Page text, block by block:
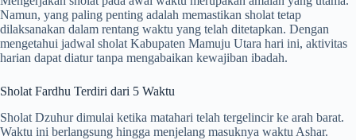
Namun, yang paling penting adalah memastikan sholat tetap
dilaksanakan dalam rentang waktu yang telah ditetapkan. Dengan
mengetahui jadwal sholat Kabupaten Mamuju Utara hari ini, aktivitas
harian dapat diatur tanpa mengabaikan kewajiban ibadah.
Sholat Fardhu Terdiri dari 5 Waktu
Sholat Dzuhur dimulai ketika matahari telah tergelincir ke arah barat.
Waktu ini berlangsung hingga menjelang masuknya waktu Ashar.